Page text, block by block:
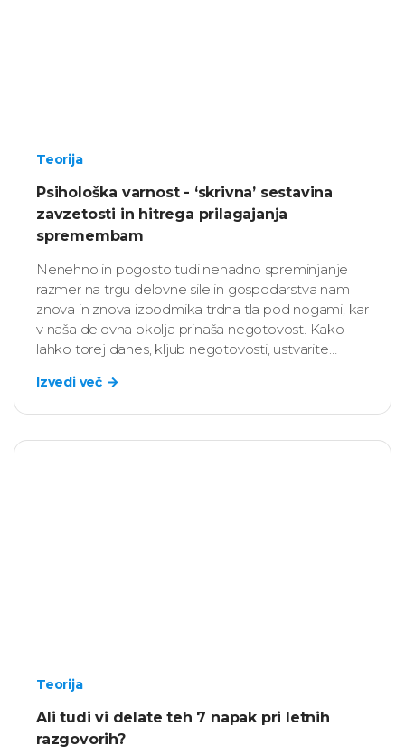
Teorija
Psihološka varnost - ‘skrivna’ sestavina
zavzetosti in hitrega prilagajanja
spremembam
Nenehno in pogosto tudi nenadno spreminjanje
razmer na trgu delovne sile in gospodarstva nam
znova in znova izpodmika trdna tla pod nogami, kar
v naša delovna okolja prinaša negotovost. Kako
lahko torej danes, kljub negotovosti, ustvarite
počutili varni in v katerem bodo želeli ostati?
Izvedi več
Teorija
Ali tudi vi delate teh 7 napak pri letnih
razgovorih?